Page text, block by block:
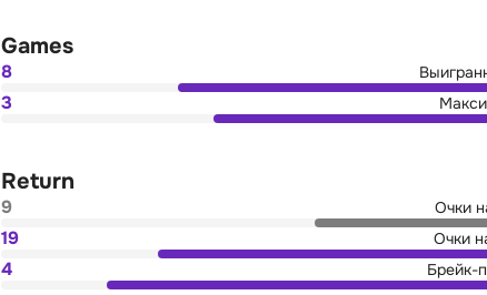
Games
8
3
Return
9 Очки
19
Очки
4
Брейк-